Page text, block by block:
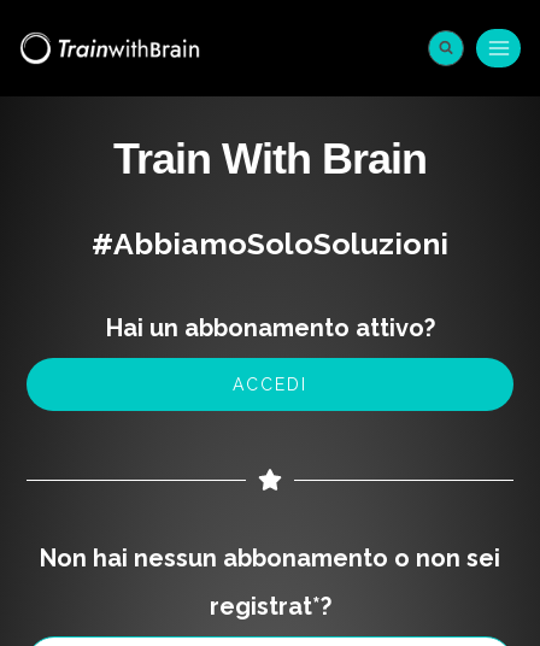
Train With Brain
#AbbiamoSoloSoluzioni
Hai un abbonamento attivo?
ACCEDI
Non hai nessun abbonamento o non sei
registrat*?